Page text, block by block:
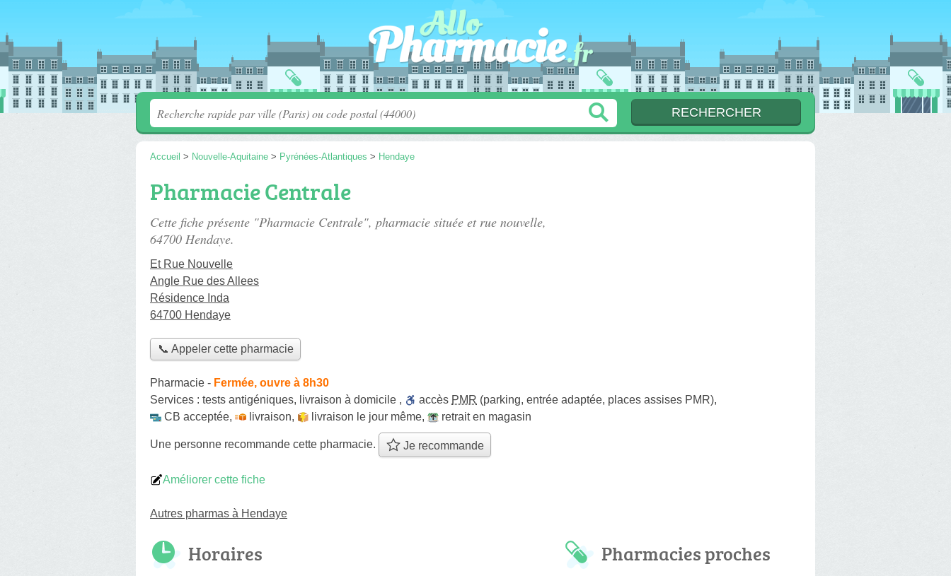
Accueil > Nouvelle-Aquitaine > Pyrénées-Atlantiques > Hendaye
Pharmacie Centrale
Cette fiche présente "Pharmacie Centrale", pharmacie située et rue nouvelle,
64700 Hendaye.
Et Rue Nouvelle
Angle Rue des Allees
Résidence Inda
64700 Hendaye
📞 Appeler cette pharmacie
Pharmacie - Fermée, ouvre à 8h30
Services : tests antigéniques, livraison à domicile , accès PMR (parking, entrée adaptée, places assises PMR),
CB acceptée, livraison, livraison le jour même, retrait en magasin
Une personne recommande cette pharmacie. Je recommande
Améliorer cette fiche
Autres pharmas à Hendaye
Horaires Pharmacies proches